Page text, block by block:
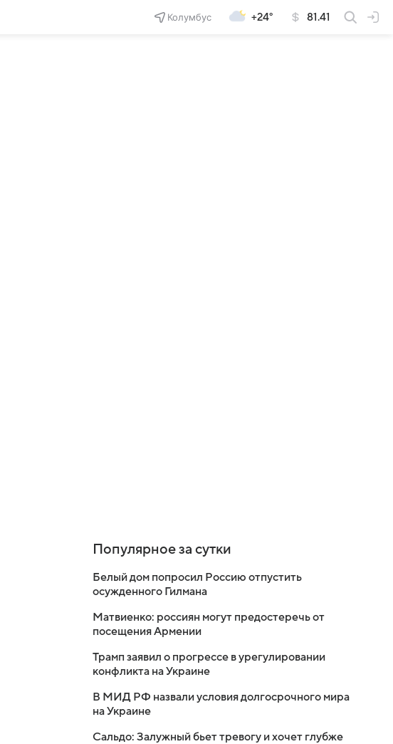
Колумбус +24° 81.41
Популярное за сутки
Белый дом попросил Россию отпустить
осужденного Гилмана
Матвиенко: россиян могут предостеречь от
посещения Армении
Трамп заявил о прогрессе в урегулировании
конфликта на Украине
В МИД РФ назвали условия долгосрочного мира
на Украине
Сальдо: Залужный бьет тревогу и хочет глубже